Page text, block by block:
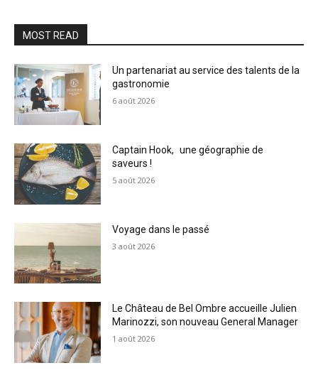
MOST READ
Un partenariat au service des talents de la
gastronomie
6 août 2026
Captain Hook, une géographie de
saveurs !
5 août 2026
Voyage dans le passé
3 août 2026
Le Château de Bel Ombre accueille Julien
Marinozzi, son nouveau General Manager
1 août 2026